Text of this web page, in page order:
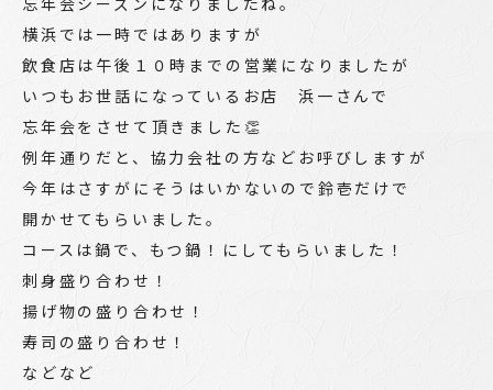
忘年会シーズンになりましたね。
横浜では一時ではありますが
飲食店は午後１０時までの営業になりましたが
いつもお世話になっているお店 浜一さんで
忘年会をさせて頂きました👏
例年通りだと、協力会社の方などお呼びしますが
今年はさすがにそうはいかないので鈴壱だけで
開かせてもらいました。
コースは鍋で、もつ鍋！にしてもらいました！
刺身盛り合わせ！
揚げ物の盛り合わせ！
寿司の盛り合わせ！
などなど